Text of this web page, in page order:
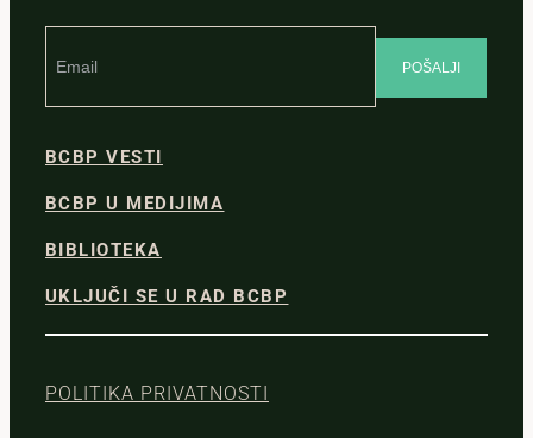
BCBP VESTI
BCBP U MEDIJIMA
BIBLIOTEKA
UKLJUČI SE U RAD BCBP
POLITIKA PRIVATNOSTI